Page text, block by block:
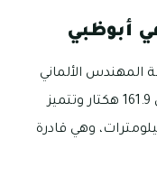
أبوظبي
الألماني
هيرمان تيلك، وتبلغ مساحتها حوالي 161.9 هكتار وتتميز
ممر السباق الذي يبلغ 5.55 كيلومترات، وهي قادرة